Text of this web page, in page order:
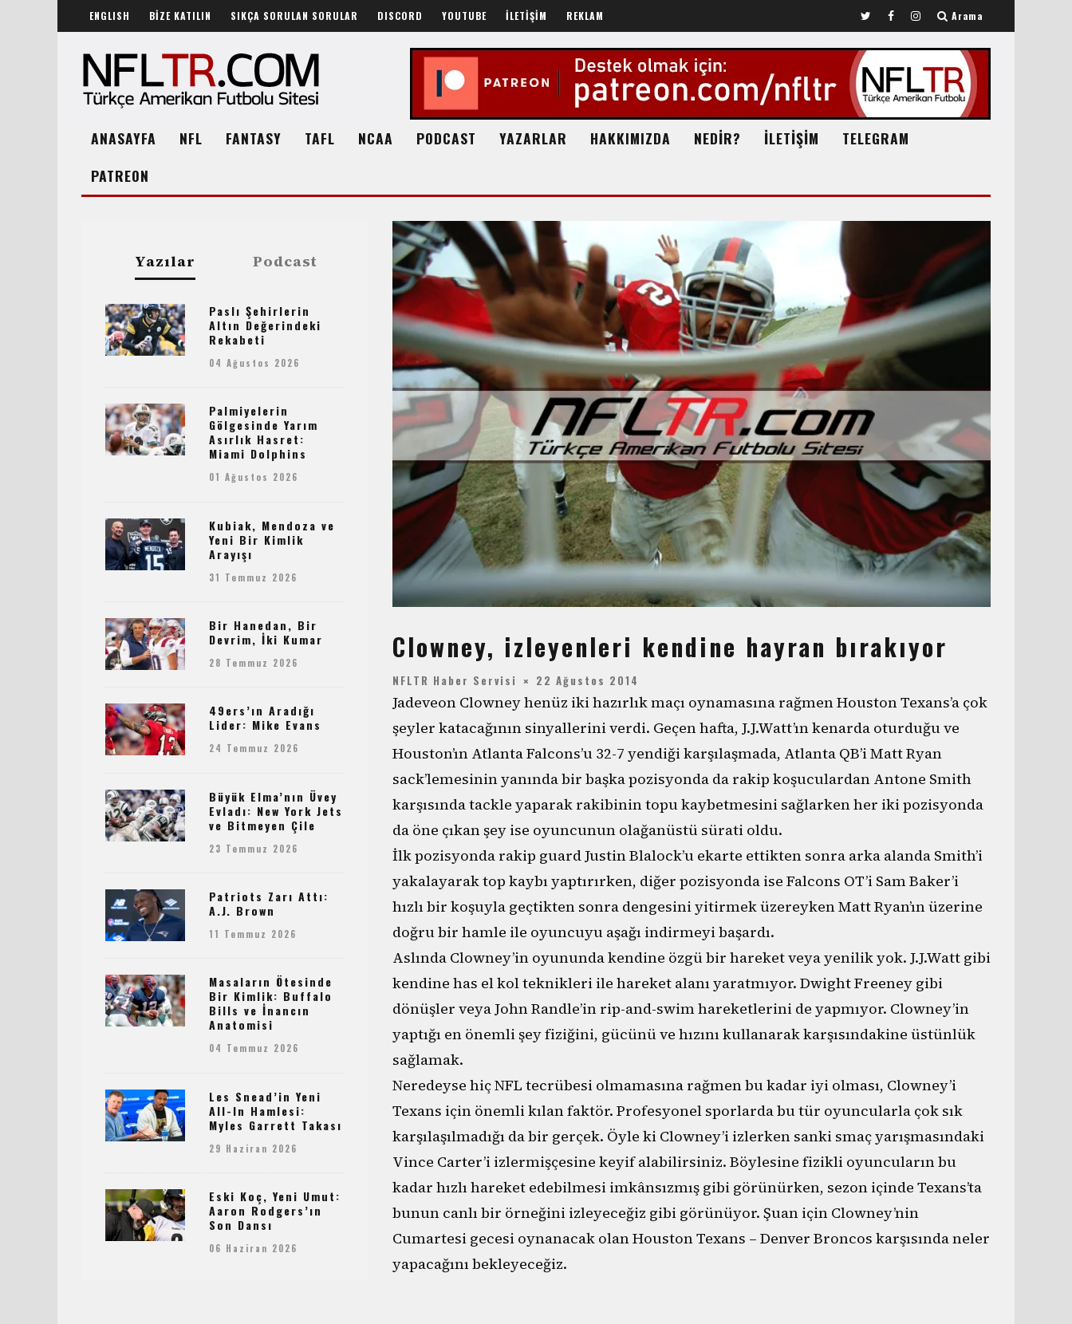
ENGLISH BİZE KATILIN SIKÇA SORULAN SORULAR DISCORD YOUTUBE İLETİŞİM REKLAM Arama
ANASAYFA NFL FANTASY TAFL NCAA PODCAST YAZARLAR HAKKIMIZDA NEDİR? İLETİŞİM
TELEGRAM
PATREON
Clowney, izleyenleri kendine hayran bırakıyor
NFLTR Haber Servisi 22 Ağustos 2014
Jadeveon Clowney henüz iki hazırlık maçı oynamasına rağmen Houston Texans’a çok
şeyler katacağının sinyallerini verdi. Geçen hafta, J.J.Watt’ın kenarda oturduğu ve
Houston’ın Atlanta Falcons’u 32-7 yendiği karşılaşmada, Atlanta QB’i Matt Ryan
sack’lemesinin yanında bir başka pozisyonda da rakip koşuculardan Antone Smith
karşısında tackle yaparak rakibinin topu kaybetmesini sağlarken her iki pozisyonda
da öne çıkan şey ise oyuncunun olağanüstü sürati oldu.
İlk pozisyonda rakip guard Justin Blalock’u ekarte ettikten sonra arka alanda Smith’i
yakalayarak top kaybı yaptırırken, diğer pozisyonda ise Falcons OT’i Sam Baker’i
hızlı bir koşuyla geçtikten sonra dengesini yitirmek üzereyken Matt Ryan’ın üzerine
doğru bir hamle ile oyuncuyu aşağı indirmeyi başardı.
Aslında Clowney’in oyununda kendine özgü bir hareket veya yenilik yok. J.J.Watt gibi
kendine has el kol teknikleri ile hareket alanı yaratmıyor. Dwight Freeney gibi
dönüşler veya John Randle’in rip-and-swim hareketlerini de yapmıyor. Clowney’in
yaptığı en önemli şey fiziğini, gücünü ve hızını kullanarak karşısındakine üstünlük
sağlamak.
Neredeyse hiç NFL tecrübesi olmamasına rağmen bu kadar iyi olması, Clowney’i
Texans için önemli kılan faktör. Profesyonel sporlarda bu tür oyuncularla çok sık
karşılaşılmadığı da bir gerçek. Öyle ki Clowney’i izlerken sanki smaç yarışmasındaki
Vince Carter’i izlermişçesine keyif alabilirsiniz. Böylesine fizikli oyuncuların bu
kadar hızlı hareket edebilmesi imkânsızmış gibi görünürken, sezon içinde Texans’ta
bunun canlı bir örneğini izleyeceğiz gibi görünüyor. Şuan için Clowney’nin
Cumartesi gecesi oynanacak olan Houston Texans – Denver Broncos karşısında neler
yapacağını bekleyeceğiz.
Yazılar Podcast
Paslı Şehirlerin
Altın Değerindeki
Rekabeti
04 Ağustos 2026
Palmiyelerin
Gölgesinde Yarım
Asırlık Hasret:
Miami Dolphins
01 Ağustos 2026
Kubiak, Mendoza ve
Yeni Bir Kimlik
Arayışı
31 Temmuz 2026
Bir Hanedan, Bir
Devrim, İki Kumar
28 Temmuz 2026
49ers’ın Aradığı
Lider: Mike Evans
24 Temmuz 2026
Büyük Elma’nın Üvey
Evladı: New York Jets
ve Bitmeyen Çile
23 Temmuz 2026
Patriots Zarı Attı:
A.J. Brown
11 Temmuz 2026
Masaların Ötesinde
Bir Kimlik: Buffalo
Bills ve İnancın
Anatomisi
04 Temmuz 2026
Les Snead’in Yeni
All-In Hamlesi:
Myles Garrett Takası
29 Haziran 2026
Eski Koç, Yeni Umut:
Aaron Rodgers’ın
Son Dansı
06 Haziran 2026